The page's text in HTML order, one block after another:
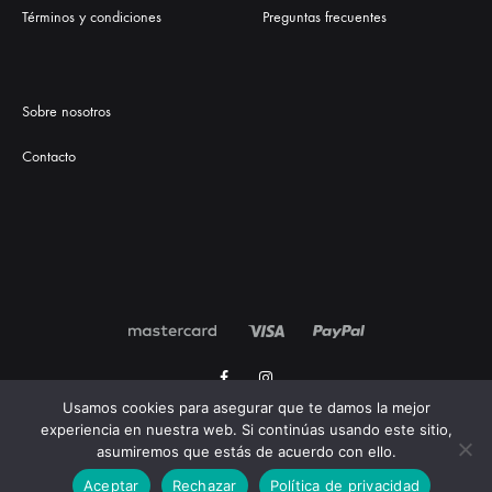
Términos y condiciones Preguntas frecuentes
Sobre nosotros
Contacto
FacebookInstagram
©2021 Onyxay. Todos los derechos reservados. Diseñado por Géiser
Estudio
Usamos cookies para asegurar que te damos la mejor
experiencia en nuestra web. Si continúas usando este sitio,
asumiremos que estás de acuerdo con ello.
Aceptar
Rechazar Política de privacidad